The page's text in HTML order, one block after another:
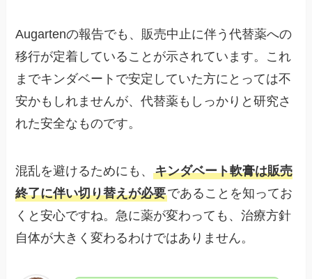
Augartenの報告でも、販売中止に伴う代替薬への
移行が定着していることが示されています。これ
までキンダベートで安定していた方にとっては不
安かもしれませんが、代替薬もしっかりと研究さ
れた安全なものです。
混乱を避けるためにも、キンダベート軟膏は販売
終了に伴い切り替えが必要であることを知ってお
くと安心ですね。急に薬が変わっても、治療方針
自体が大きく変わるわけではありません。